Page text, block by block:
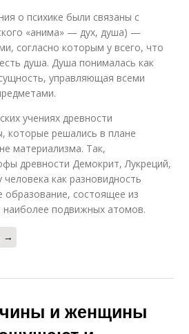
о психике были связаны с
«анима» — дух, душа) —
согласно которым у всего, что
душа. Душа понималась как
управляющая всеми
учениях древности
которые решались в плане
материализма. Так,
древности Демокрит, Лукреций,
как разновидность
образование, состоящее из
подвижных атомов.
→
и женщины